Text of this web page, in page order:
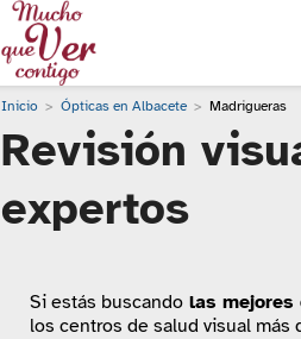
Inicio Ópticas en Albacete Madrigueras
Revisión
expertos
Si estás buscando las mejores
los centros de salud visual más